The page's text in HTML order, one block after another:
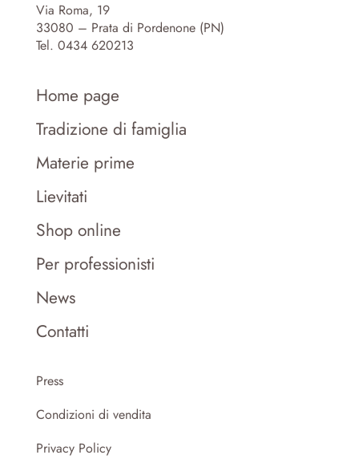
Via Roma, 19
33080 – Prata di Pordenone (PN)
Tel. 0434 620213
Home page
Tradizione di famiglia
Materie prime
Lievitati
Shop online
Per professionisti
News
Contatti
Press
Condizioni di vendita
Privacy Policy